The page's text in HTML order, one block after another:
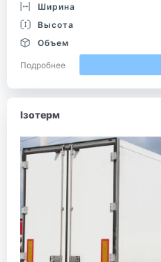
Ширина
Высота
Объем
Подробнее
Ізотерм